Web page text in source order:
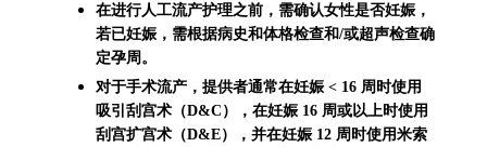
在进行人工流产护理之前，需确认女性是否妊娠，
若已妊娠，需根据病史和体格检查和/或超声检查确
定孕周。
对于手术流产，提供者通常在妊娠 < 16 周时使用
吸引刮宫术（D&C），在妊娠 16 周或以上时使用
刮宫扩宫术（D&E），并在妊娠 12 周时使用米索